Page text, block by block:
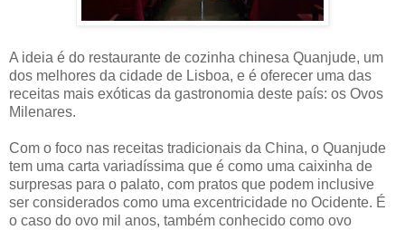
A ideia é do restaurante de cozinha chinesa Quanjude, um
dos melhores da cidade de Lisboa, e é oferecer uma das
receitas mais exóticas da gastronomia deste país: os Ovos
Milenares.
Com o foco nas receitas tradicionais da China, o Quanjude
tem uma carta variadíssima que é como uma caixinha de
surpresas para o palato, com pratos que podem inclusive
ser considerados como uma excentricidade no Ocidente. É
o caso do ovo mil anos, também conhecido como ovo